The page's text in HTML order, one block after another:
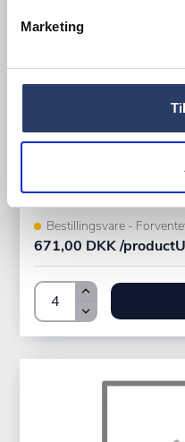
Marketing
Varenr.20077902
Bestillingsvare -
671,00 DKK /